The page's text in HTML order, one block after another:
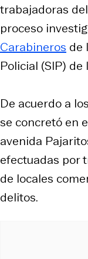
trabajadoras
proceso
Carabineros de
Policial (SIP)
De acuerdo a
se concretó en
avenida
efectuadas por
de locales
delitos.